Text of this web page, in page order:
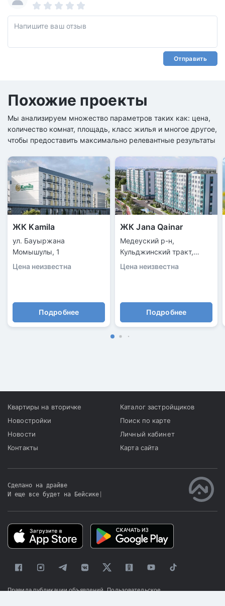
Отправить
Похожие проекты
Мы анализируем множество параметров таких как: цена,
количество комнат, площадь, класс жилья и многое другое,
чтобы предоставить максимально релевантные результаты
ЖК Kamila
ул. Бауыржана
Момышулы, 1
Цена неизвестна
Подробнее
ЖК Jana Qainar
Медеуский р-н,
Кульджинский тракт,
156/6
Цена неизвестна
Подробнее
Квартиры на вторичке
Новостройки
Новости
Контакты
Каталог застройщиков
Поиск по карте
Личный кабинет
Карта сайта
Сделано на драйве
И еще все будет на Бейсике
Правила публикации объявлений Пользовательское